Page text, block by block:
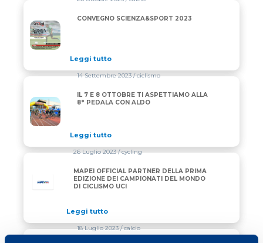
CONVEGNO SCIENZA&SPORT 2023
CONVEGNO SCIENZA&SPORT 2023
Leggi tutto
IL 7 E 8 OTTOBRE TI ASPETTIAMO ALLA 8° PEDALA
14 Settembre 2023/ ciclismo
IL 7 E 8 OTTOBRE TI ASPETTIAMO ALLA
8° PEDALA CON ALDO
Leggi tutto
26 Luglio 2023/ cycling
MAPEI OFFICIAL PARTNER DELLA PRIMA
EDIZIONE DEI CAMPIONATI DEL MONDO
DI CICLISMO UCI
Leggi tutto
18 Luglio 2023/ calcio